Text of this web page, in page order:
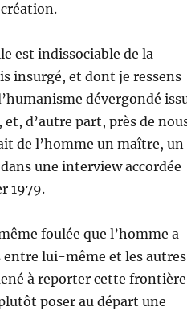
est indissociable de la
insurgé, et dont je ressens
dévergondé
d’autre part, près de
de l’homme un maître, un
une interview accordée
1979.
foulée que l’homme a
entre lui-même et les autres
à reporter cette frontière
poser au départ une